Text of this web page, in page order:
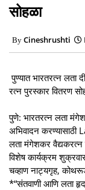
सोहळा
Cineshrushti
पुण्यात भारतरत्न लता
रत्न पुरस्कार वितरण
पुणे: भारतरत्न लता
अभिवादन
लता मंगेशकर वैद्यकरत्न
विशेष कार्यक्रम
चव्हाण नाट्यगृह,
*“संतवाणी आणि लता